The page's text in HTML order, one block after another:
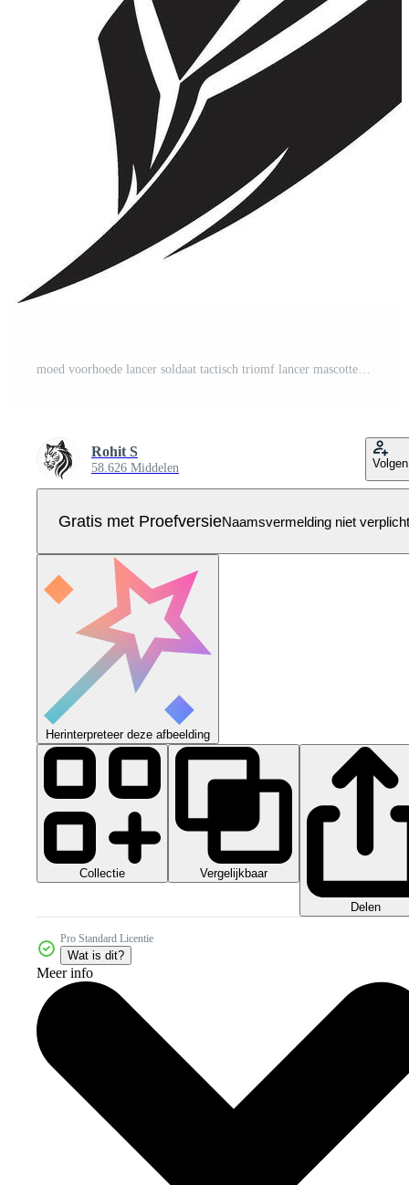
moed voorhoede lancer soldaat tactisch triomf lancer mascotte embleem Pro Vector
Rohit S
58.626 Middelen Volgen
Gratis met ProefversieNaamsvermelding niet verplicht
Herinterpreteer deze afbeelding
Collectie Vergelijkbaar
Delen
Pro Standard Licentie
Wat is dit?
Meer info